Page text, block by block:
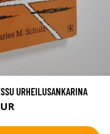
URHEILUSANKARINA